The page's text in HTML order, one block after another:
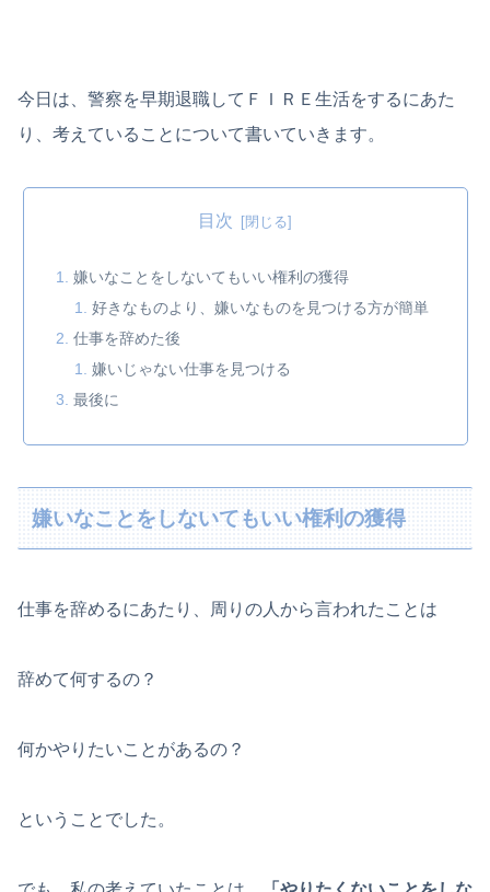
今日は、警察を早期退職してＦＩＲＥ生活をするにあた
り、考えていることについて書いていきます。
目次
嫌いなことをしないてもいい権利の獲得
好きなものより、嫌いなものを見つける方が簡単
仕事を辞めた後
嫌いじゃない仕事を見つける
最後に
嫌いなことをしないてもいい権利の獲得
仕事を辞めるにあたり、周りの人から言われたことは
辞めて何するの？
何かやりたいことがあるの？
ということでした。